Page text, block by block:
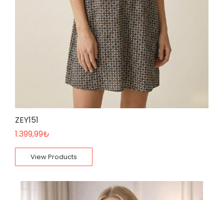
ZEY151
1.399,99₺
View Products